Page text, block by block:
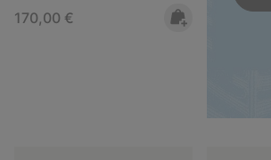
Regular price:
170,00 €